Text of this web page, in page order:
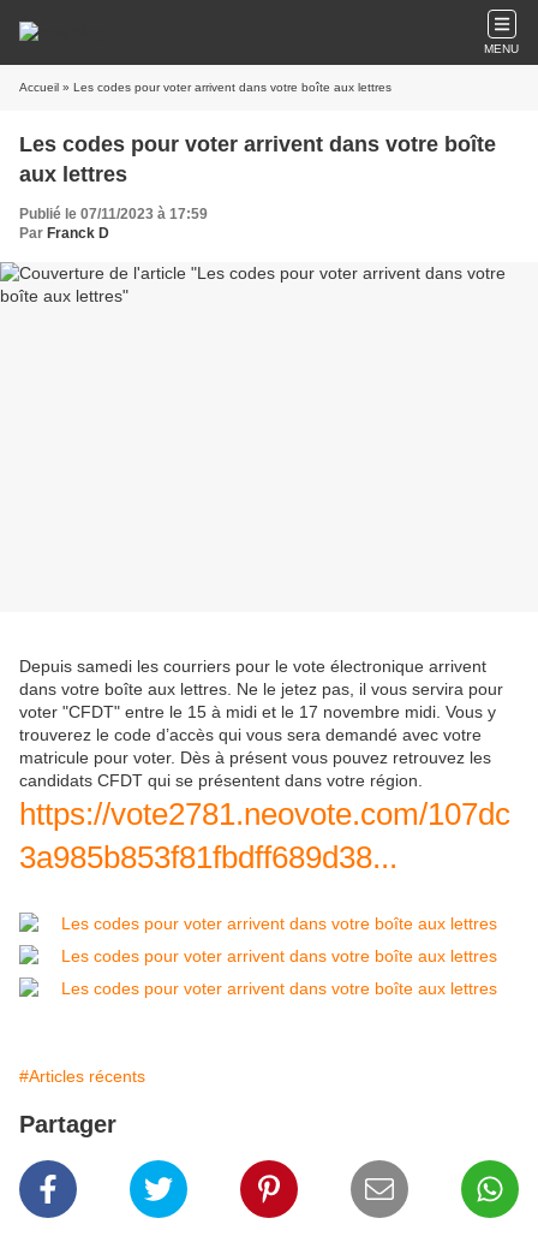
MENU
Accueil » Les codes pour voter arrivent dans votre boîte aux lettres
Les codes pour voter arrivent dans votre boîte
aux lettres
Publié le 07/11/2023 à 17:59
Par Franck D
Depuis samedi les courriers pour le vote électronique arrivent
dans votre boîte aux lettres. Ne le jetez pas, il vous servira pour
voter "CFDT" entre le 15 à midi et le 17 novembre midi. Vous y
trouverez le code d’accès qui vous sera demandé avec votre
matricule pour voter. Dès à présent vous pouvez retrouvez les
candidats CFDT qui se présentent dans votre région.
https://vote2781.neovote.com/107dc
3a985b853f81fbdff689d38...
#Articles récents
Partager